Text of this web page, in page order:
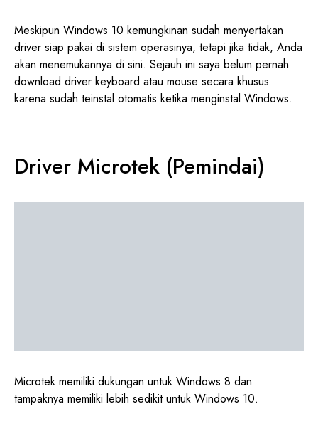
Meskipun Windows 10 kemungkinan sudah menyertakan
driver siap pakai di sistem operasinya, tetapi jika tidak, Anda
akan menemukannya di sini. Sejauh ini saya belum pernah
download driver keyboard atau mouse secara khusus
karena sudah teinstal otomatis ketika menginstal Windows.
Driver Microtek (Pemindai)
Microtek memiliki dukungan untuk Windows 8 dan
tampaknya memiliki lebih sedikit untuk Windows 10.